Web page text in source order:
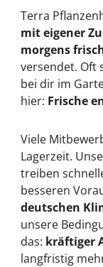
Terra
mit eigener
morgens
versendet. Oft
bei dir im
hier: Frische
Viele
Lagerzeit.
treiben
besseren
deutschen
unsere
das: kräftiger
langfristig